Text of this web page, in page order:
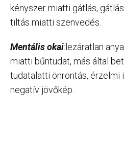
kényszer miatti gátlás,
tiltás miatti szenvedés.
Mentális okai:lezáratlan
miatti bűntudat, más által
tudatalatti önrontás, érzelmi
negatív jövőkép.